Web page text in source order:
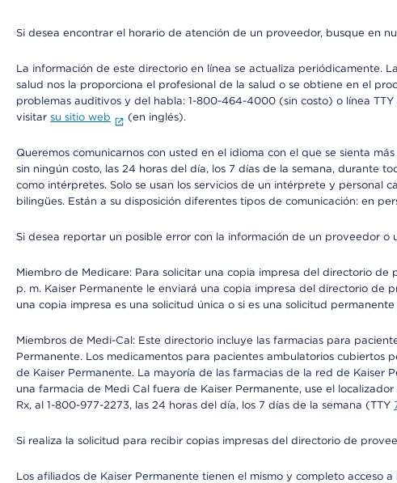
Si desea encontrar el horario de atención de un proveedor, busque en
La información de este directorio en línea se actualiza periódicamente.
salud nos la proporciona el profesional de la salud o se obtiene en el
problemas auditivos y del habla: 1-800-464-4000 (sin costo) o línea TTY
visitar su sitio web (en inglés).
Queremos comunicarnos con usted en el idioma con el que se sienta
sin ningún costo, las 24 horas del día, los 7 días de la semana, durante
como intérpretes. Solo se usan los servicios de un intérprete y
bilingües. Están a su disposición diferentes tipos de comunicación: en
Si desea reportar un posible error con la información de un proveedor o
Miembro de Medicare: Para solicitar una copia impresa del directorio de
p. m. Kaiser Permanente le enviará una copia impresa del directorio de
una copia impresa es una solicitud única o si es una solicitud
Miembros de Medi-Cal: Este directorio incluye las farmacias para
Permanente. Los medicamentos para pacientes ambulatorios cubiertos
de Kaiser Permanente. La mayoría de las farmacias de la red de Kaiser
una farmacia de Medi Cal fuera de Kaiser Permanente, use el
Rx, al 1-800-977-2273, las 24 horas del día, los 7 días de la semana (TTY
Si realiza la solicitud para recibir copias impresas del directorio de
Los afiliados de Kaiser Permanente tienen el mismo y completo acceso